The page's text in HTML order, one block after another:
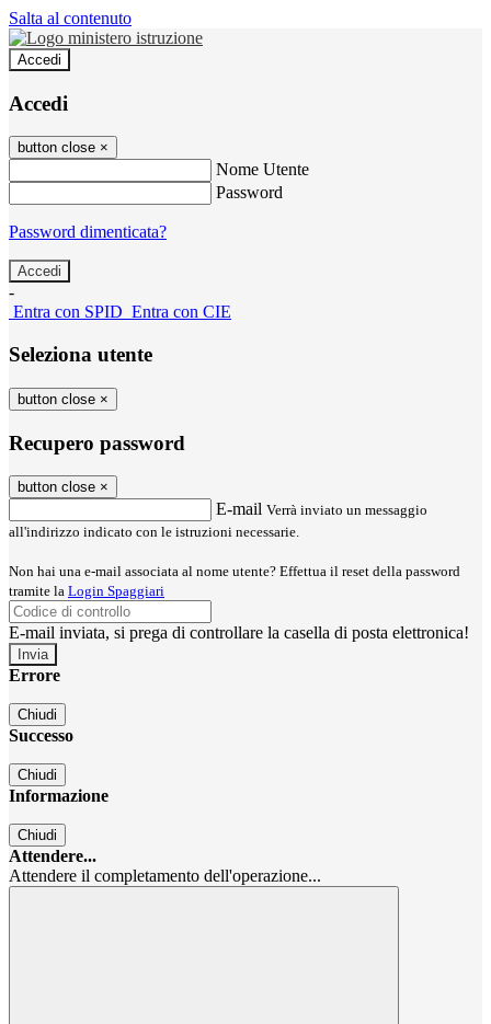
Salta al contenuto
Accedi
Accedi
button close ×
Nome Utente
Password
Password dimenticata?
-
Entra con SPID Entra con CIE
Seleziona utente
button close ×
Recupero password
button close ×
E-mail Verrà inviato un messaggio
all'indirizzo indicato con le istruzioni necessarie.
Non hai una e-mail associata al nome utente? Effettua il reset della password
tramite la Login Spaggiari
E-mail inviata, si prega di controllare la casella di posta elettronica!
Errore
Chiudi
Successo
Chiudi
Informazione
Chiudi
Attendere...
Attendere il completamento dell'operazione...